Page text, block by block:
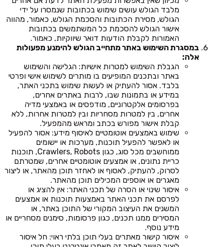
מלבד הגולש עושים שימוש בכתובות שנמסרו על ידי
הגולש, מסירת הכתובות והסכמת הגולש, כאמור, מהווה
אישור הגולש להסכמת כל המשתמשים בכתובות
האמורות לקבלת הודעות דואר שיווקיות, כאמור.
במסגרת השימוש באתר מתחייב הגולש להימנע מפעולות
אלה:
הגבלת השימוש למטרות אישיות: הגלישה והשימוש
באתר ובתכנים המופיעים בו מותרים לשימוש אישי ופרטי
בלבד. אסור להעתיק או לעשות שימוש בתכני האתר,
במידע או בתמונות שבו, לרבות באתרים אחרים,
בפרסומים אלקטרוניים, מודפסים או באמצעי מדיה
אחרים, בין למטרות מסחריות ובין למטרות אחרות, ללא
קבלת אישור מפורש בכתב ומראש מהמפעיל.
שימוש באמצעים אוטומטיים לאיסוף מידע: אסור להפעיל
או לאפשר להפעיל תוכנות, מערכות או יישומים
ממוחשבים מכל סוג, כגון Crawlers, Robots, תוכנות
כריית נתונים, או אמצעים אוטומטיים אחרים, שמטרתם
לסרוק, להעתיק, לאסוף או לאחזר תוכן מהאתר, או ליצור
מאגרים או אוספים המכילים תוכן מהאתר.
איסור שינוי או הסרה של תכני האתר: אין להציג או
לפרסם את תכני האתר באמצעות תוכנות או אמצעים
המשנים את העיצוב המקורי של התוכן באתר, או
המסירים ממנו תכנים, כגון פרסומות, סימנים מסחריים או
מידע נוסף.
איסור קישור מאתרים בעלי תוכן בלתי ראוי: חל איסור